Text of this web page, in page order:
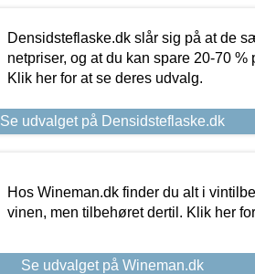
Densidsteflaske.dk slår sig på at de
netpriser, og at du kan spare 20-70
Klik her for at se deres udvalg.
Se udvalget på Densidsteflaske.dk
Hos Wineman.dk finder du alt i
vinen, men tilbehøret dertil. Klik her
Se udvalget på Wineman.dk